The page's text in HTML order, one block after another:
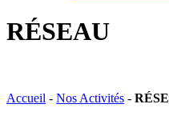
RÉSEAU
Accueil - Nos Activités -